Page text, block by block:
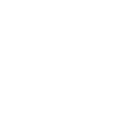
ohne MwSt.